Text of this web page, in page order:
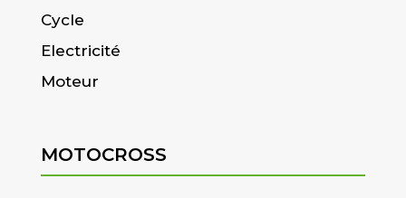
Cycle
Electricité
Moteur
MOTOCROSS